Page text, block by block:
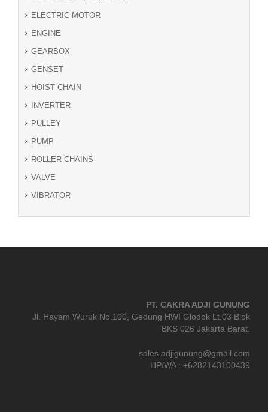
ELECTRIC MOTOR
ENGINE
GEARBOX
GENSET
HOIST CHAIN
INVERTER
PULLEY
PUMP
ROLLER CHAINS
VALVE
VIBRATOR
PT. CAKRA ADJI GUNUNG
Jl. Hayam Wuruk No.100, Gedung HWI Glodok Lt.03 Blok
BKS 026 Jakarta Barat.
sales.adjigunung@gmail.com
HP/WA : +6282143100439